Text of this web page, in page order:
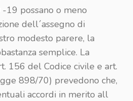
19 possano o meno
dell´assegno di
modesto parere, la
semplice. La
156 del Codice civile e art.
898/70) prevedono che,
accordi in merito all